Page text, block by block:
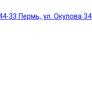
33 Пермь, ул. Окулова 34